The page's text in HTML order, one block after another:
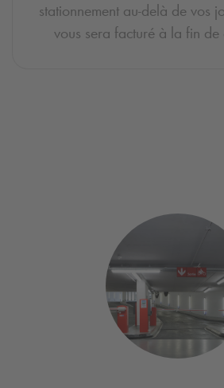
stationnement au-delà de vos
vous sera facturé à la fin de